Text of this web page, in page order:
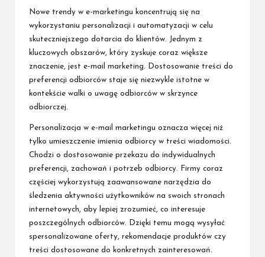
Nowe trendy w e-marketingu koncentrują się na
wykorzystaniu personalizacji i automatyzacji w celu
skuteczniejszego dotarcia do klientów. Jednym z
kluczowych obszarów, który zyskuje coraz większe
znaczenie, jest e-mail marketing. Dostosowanie treści do
preferencji odbiorców staje się niezwykle istotne w
kontekście walki o uwagę odbiorców w skrzynce
odbiorczej.
Personalizacja w e-mail marketingu oznacza więcej niż
tylko umieszczenie imienia odbiorcy w treści wiadomości.
Chodzi o dostosowanie przekazu do indywidualnych
preferencji, zachowań i potrzeb odbiorcy. Firmy coraz
częściej wykorzystują zaawansowane narzędzia do
śledzenia aktywności użytkowników na swoich stronach
internetowych, aby lepiej zrozumieć, co interesuje
poszczególnych odbiorców. Dzięki temu mogą wysyłać
spersonalizowane oferty, rekomendacje produktów czy
treści dostosowane do konkretnych zainteresowań.